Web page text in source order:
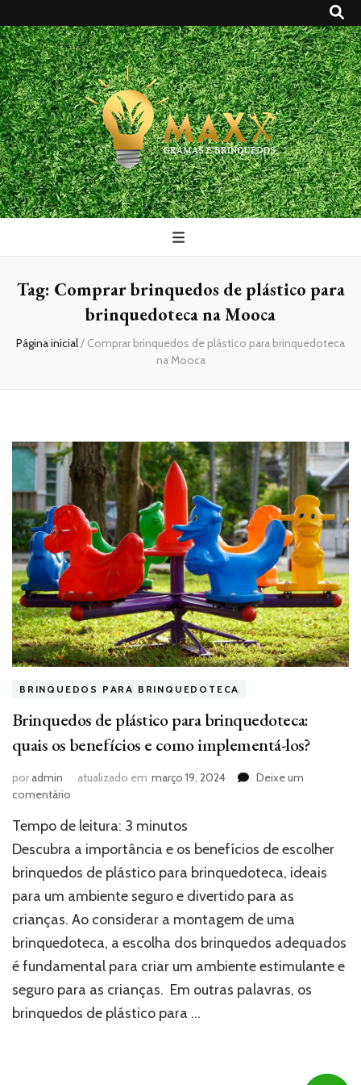
Maxx Gramas
Blog
Tag: Comprar brinquedos de plástico para
brinquedoteca na Mooca
Página inicial/ Comprar brinquedos de plástico para brinquedoteca
na Mooca
BRINQUEDOS PARA BRINQUEDOTECA
Brinquedos de plástico para brinquedoteca:
quais os benefícios e como implementá-los?
poradmin atualizado em março 19, 2024
Deixe um
comentário
de
plástico
brinquedoteca:
quais
os
benefícios
e
como
los?
Tempo de leitura: 3 minutos
Descubra a importância e os benefícios de escolher
brinquedos de plástico para brinquedoteca, ideais
para um ambiente seguro e divertido para as
crianças. Ao considerar a montagem de uma
brinquedoteca, a escolha dos brinquedos adequados
é fundamental para criar um ambiente estimulante e
seguro para as crianças. Em outras palavras, os
brinquedos de plástico para …